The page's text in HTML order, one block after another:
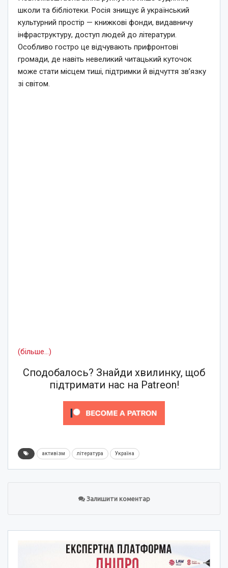
школи та бібліотеки. Росія знищує й український
культурний простір — книжкові фонди, видавничу
інфраструктуру, доступ людей до літератури.
Особливо гостро це відчувають прифронтові
громади, де навіть невеликий читацький куточок
може стати місцем тиші, підтримки й відчуття зв’язку
зі світом.
(більше…)
Сподобалось? Знайди хвилинку, щоб
підтримати нас на Patreon!
активізм література Україна
Залишити коментар